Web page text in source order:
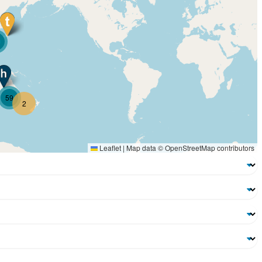
59
2
Leaflet | Map data ©OpenStreetMapcontributors